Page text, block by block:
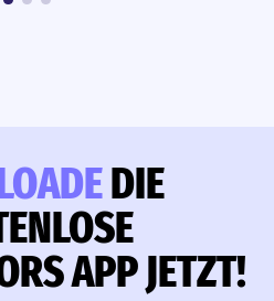
DIE
APP JETZT!